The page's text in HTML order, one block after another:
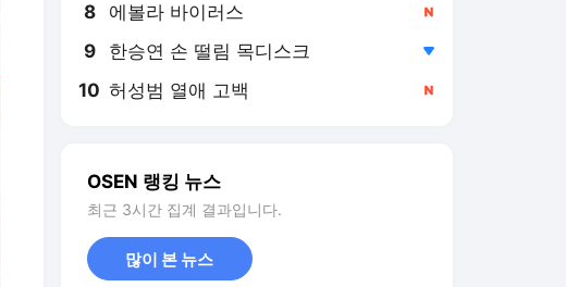
8 에볼라 바이러스
9 한승연 손 떨림 목디스크
10 허성범 열애 고백
OSEN 랭킹 뉴스
최근 3시간 집계 결과입니다.
많이 본 뉴스